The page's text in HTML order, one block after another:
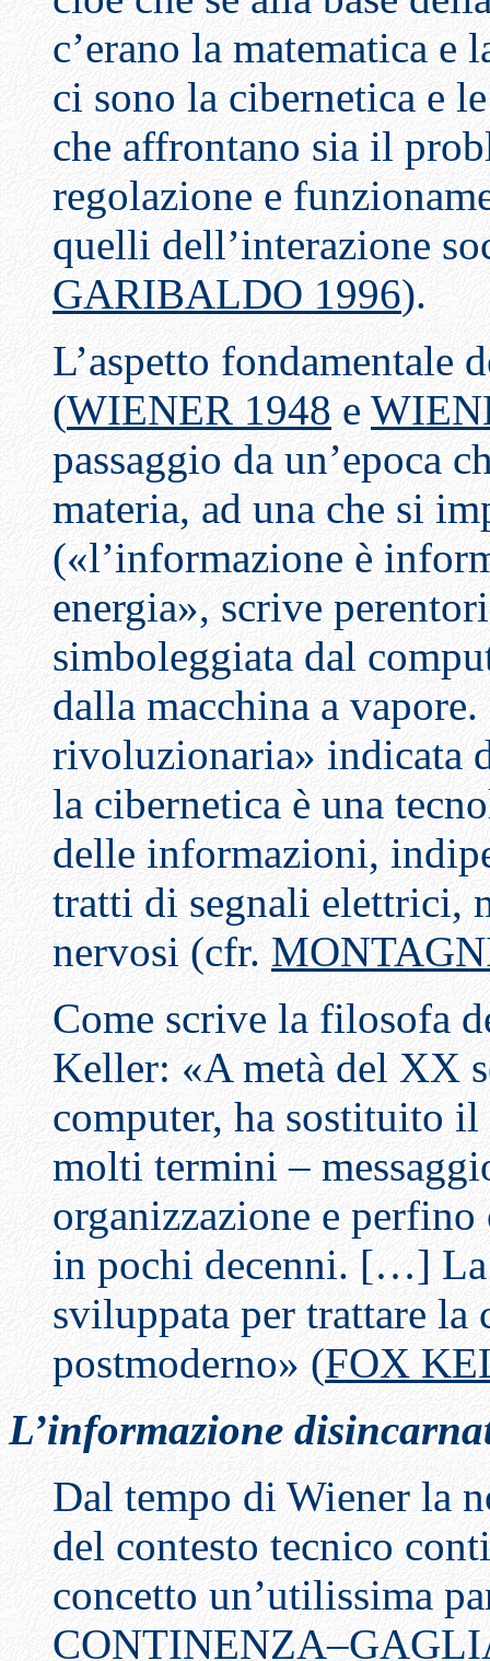
c’erano la matematica e
ci sono la cibernetica e
che affrontano sia il
regolazione e
quelli dell’interazione
GARIBALDO 1996).
L’aspetto fondamentale
(WIENER 1948 e
passaggio da un’epoca
materia, ad una che si
(«l’informazione è
energia», scrive
simboleggiata dal
dalla macchina a
rivoluzionaria» indicata
la cibernetica è una
delle informazioni,
tratti di segnali elettrici,
nervosi (cfr.
Come scrive la filosofa
Keller: «A metà del XX
computer, ha sostituito
molti termini –
organizzazione e
in pochi decenni. […] La
sviluppata per trattare la
postmoderno» (FOX
L’informazione
Dal tempo di Wiener la
del contesto tecnico
concetto un’utilissima